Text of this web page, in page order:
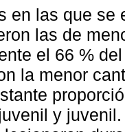
en las que se
las de
el 66 %
la menor
y